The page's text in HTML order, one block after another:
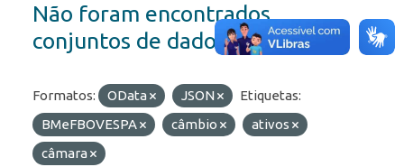
Não foram encontrados
conjuntos de dados
Formatos: OData JSON
Etiquetas:
BMeFBOVESPA
câmbio
ativos
câmara